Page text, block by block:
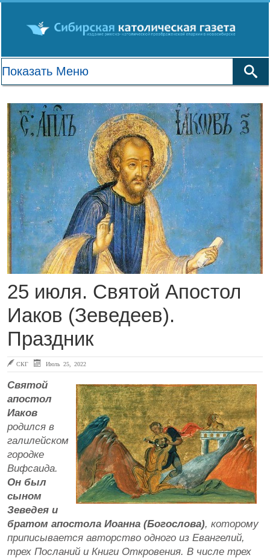
25 июля. Святой Апостол
Иаков (Зеведеев).
Праздник
СКГ Июль 25, 2022
Святой
апостол
Иаков
родился в
галилейском
городке
Вифсаида.
Он был
сыном
Зеведея и
братом апостола Иоанна (Богослова), которому
приписывается авторство одного из Евангелий,
трех Посланий и Книги Откровения. В числе трех